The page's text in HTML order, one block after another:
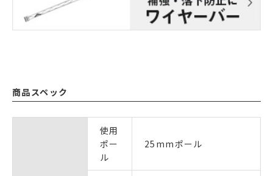
商品スペック
使用
ポー
ル
25mmポール